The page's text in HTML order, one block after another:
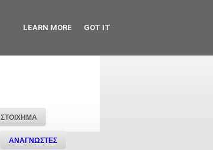
ΣΤΟΙΧΗΜΑ
ΑΝΑΓΝΩΣΤΕΣ
LEARN MORE GOT IT